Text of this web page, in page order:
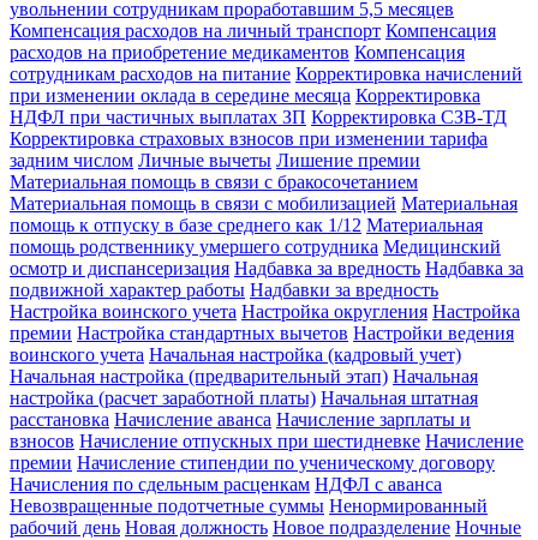
увольнении сотрудникам проработавшим 5,5 месяцев
Компенсация расходов на личный транспорт Компенсация
расходов на приобретение медикаментов Компенсация
сотрудникам расходов на питание Корректировка начислений
при изменении оклада в середине месяца Корректировка
НДФЛ при частичных выплатах ЗП Корректировка СЗВ-ТД
Корректировка страховых взносов при изменении тарифа
задним числом Личные вычеты Лишение премии
Материальная помощь в связи с бракосочетанием
Материальная помощь в связи с мобилизацией Материальная
помощь к отпуску в базе среднего как 1/12 Материальная
помощь родственнику умершего сотрудника Медицинский
осмотр и диспансеризация Надбавка за вредность Надбавка за
подвижной характер работы Надбавки за вредность
Настройка воинского учета Настройка округления Настройка
премии Настройка стандартных вычетов Настройки ведения
воинского учета Начальная настройка (кадровый учет)
Начальная настройка (предварительный этап) Начальная
настройка (расчет заработной платы) Начальная штатная
расстановка Начисление аванса Начисление зарплаты и
взносов Начисление отпускных при шестидневке Начисление
премии Начисление стипендии по ученическому договору
Начисления по сдельным расценкам НДФЛ с аванса
Невозвращенные подотчетные суммы Ненормированный
рабочий день Новая должность Новое подразделение Ночные